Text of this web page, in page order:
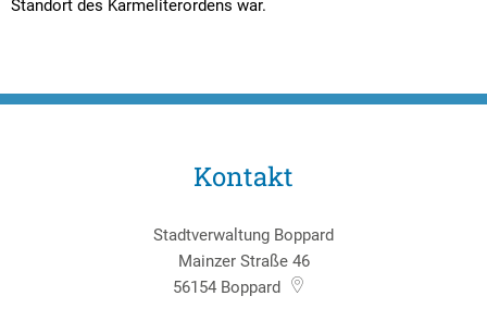
Standort des Karmeliterordens war.
Kontakt
Stadtverwaltung Boppard
Mainzer Straße 46
56154 Boppard